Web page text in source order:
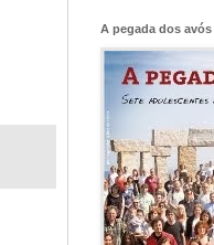
A pegada dos avós